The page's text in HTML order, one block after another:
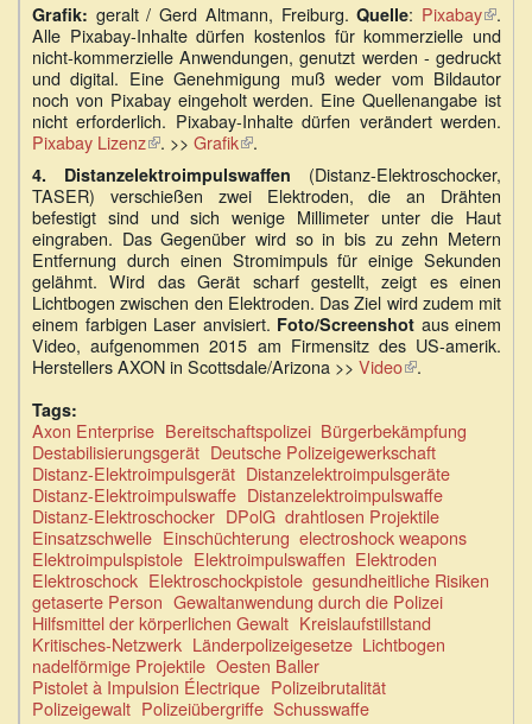
Grafik: geralt / Gerd Altmann, Freiburg.Quelle: Pixabay(Link
ist
.
Alle Pixabay-Inhalte dürfen kostenlos für kommerzielle und
nicht-kommerzielle Anwendungen, genutzt werden - gedruckt
und digital. Eine Genehmigung muß weder vom Bildautor
noch von Pixabay eingeholt werden. Eine Quellenangabe ist
nicht erforderlich. Pixabay-Inhalte dürfen verändert werden.
Pixabay Lizenz(Link
ist
extern)
. >> Grafik(Link
extern)
.
4. Distanzelektroimpulswaffen (Distanz-Elektroschocker,
TASER) verschießen zwei Elektroden, die an Drähten
befestigt sind und sich wenige Millimeter unter die Haut
eingraben. Das Gegenüber wird so in bis zu zehn Metern
Entfernung durch einen Stromimpuls für einige Sekunden
gelähmt. Wird das Gerät scharf gestellt, zeigt es einen
Lichtbogen zwischen den Elektroden. Das Ziel wird zudem mit
einem farbigen Laser anvisiert. Foto/Screenshot aus einem
Video, aufgenommen 2015 am Firmensitz des US-amerik.
Herstellers AXON in Scottsdale/Arizona >> Video(Link
.
Tags:
Axon Enterprise Bereitschaftspolizei Bürgerbekämpfung
Destabilisierungsgerät Deutsche Polizeigewerkschaft
Distanz-Elektroimpulsgerät Distanzelektroimpulsgeräte
Distanz-Elektroimpulswaffe Distanzelektroimpulswaffe
Distanz-Elektroschocker DPolG drahtlosen Projektile
Einsatzschwelle Einschüchterung electroshock weapons
Elektroimpulspistole Elektroimpulswaffen Elektroden
Elektroschock Elektroschockpistole gesundheitliche Risiken
getaserte Person Gewaltanwendung durch die Polizei
Hilfsmittel der körperlichen Gewalt Kreislaufstillstand
Kritisches-Netzwerk Länderpolizeigesetze Lichtbogen
nadelförmige Projektile Oesten Baller
Pistolet à Impulsion Électrique Polizeibrutalität
Polizeigewalt Polizeiübergriffe Schusswaffe